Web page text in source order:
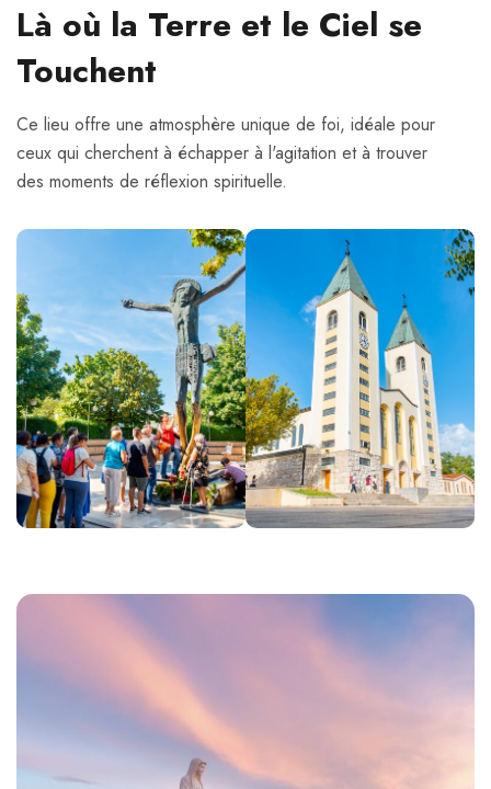
Là où la Terre et le Ciel se
Touchent
Ce lieu offre une atmosphère unique de foi, idéale pour
ceux qui cherchent à échapper à l'agitation et à trouver
des moments de réflexion spirituelle.